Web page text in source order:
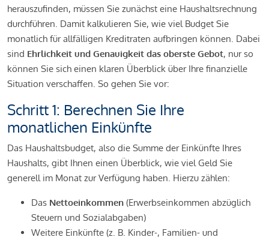
herauszufinden, müssen Sie zunächst eine Haushaltsrechnung
durchführen. Damit kalkulieren Sie, wie viel Budget Sie
monatlich für allfälligen Kreditraten aufbringen können. Dabei
sind Ehrlichkeit und Genauigkeit das oberste Gebot, nur so
können Sie sich einen klaren Überblick über Ihre finanzielle
Situation verschaffen. So gehen Sie vor:
Schritt 1: Berechnen Sie Ihre
monatlichen Einkünfte
Das Haushaltsbudget, also die Summe der Einkünfte Ihres
Haushalts, gibt Ihnen einen Überblick, wie viel Geld Sie
generell im Monat zur Verfügung haben. Hierzu zählen:
Das Nettoeinkommen (Erwerbseinkommen abzüglich
Steuern und Sozialabgaben)
Weitere Einkünfte (z. B. Kinder-, Familien- und